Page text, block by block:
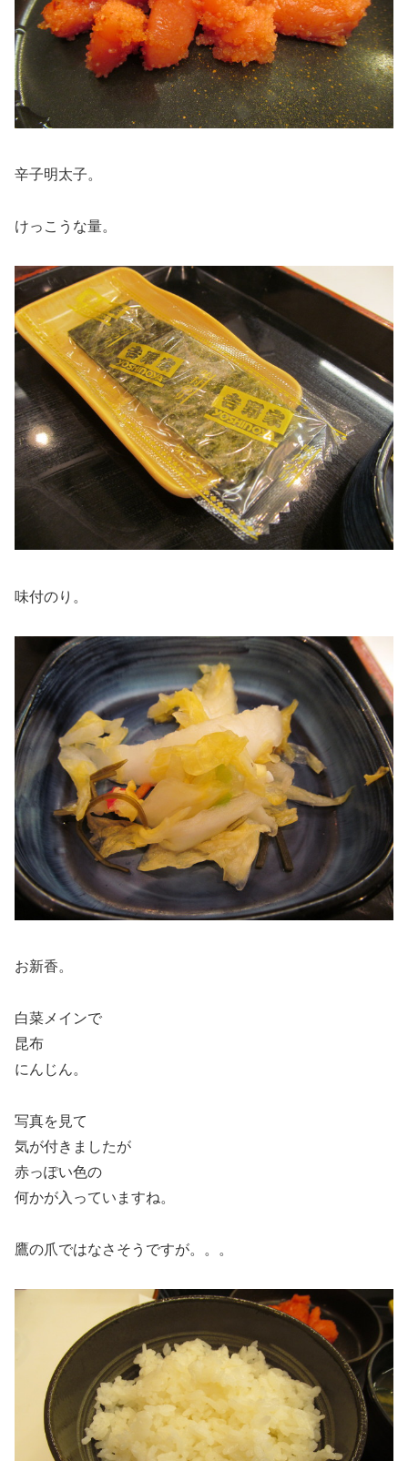
辛子明太子。
けっこうな量。
味付のり。
お新香。
白菜メインで
昆布
にんじん。
写真を見て
気が付きましたが
赤っぽい色の
何かが入っていますね。
鷹の爪ではなさそうですが。。。